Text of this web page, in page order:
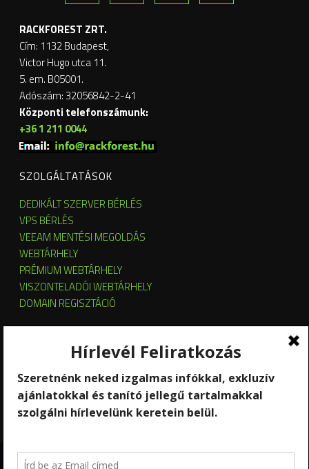
RACKFOREST ZRT.
Cím: 1132 Budapest,
Victor Hugo utca 11.
5. em. B05001.
Adószám: 32056842-2-41
Központi telefonszámunk:
+36 1 211 0044
SZOLGÁLTATÁSOK
DEDIKÁLT SZERVER BÉRLÉS
VPS BÉRLÉS
VEEAM MENTÉSI MEGOLDÁS
WEBTÁRHELY
PRÉMIUM WEBTÁRHELY
VISZONTELADÓI WEBTÁRHELY
DOMAIN REGISZTÁCIÓ
SZERVER ÜZEMELTETÉS
SZOFTVERBÉRLÉS
STREAMING
Copyright 2026 © RackForest